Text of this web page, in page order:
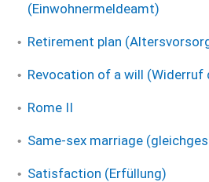
(Einwohnermeldeamt)
Retirement plan
Revocation of a will
Rome II
Same-sex marriage
Satisfaction (Erfüllung)